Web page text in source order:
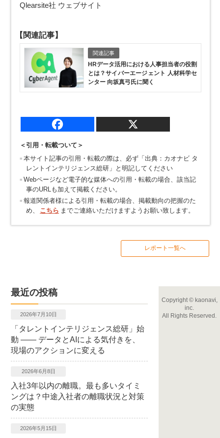
Qlearsite社 ウェブサイト
【関連記事】
関連記事
HRデータ活用における人事担当者の役割
とは？サイバーエージェント 人材科学セ
ンター 向坂真弓氏に聞く
＜引用・転載ついて＞
本サイト記事の引用・転載の際は、必ず「出典：カオナビ タ
レントインテリジェンス総研」と明記してください
Webページなど電子的な媒体への引用・転載の場合、該当記
事のURLも加えて掲載ください。
報道関係者様による引用・転載の場合、掲載動向の把握のた
め、
こちら までご連絡いただけますようお願い致します。
レポート一覧へ
最近の投稿
2026年7月10日
「タレントインテリジェンス総研」始
動 ―― データとAIによる気付きを、
現場のアクションに変える
2026年6月8日
入社3年以内の離職。最も多いタイミ
ングは？中途入社者の離職状況と対策
の実態
2026年5月15日
Copyright©kaonavi,
inc.
All Rights Reserved.